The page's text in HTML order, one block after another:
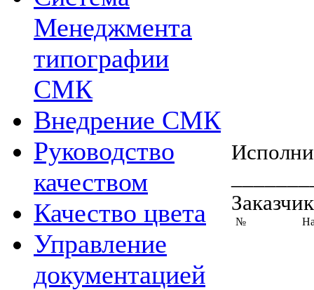
Менеджмента
типографии
СМК
Внедрение СМК
Руководство
качеством
Качество цвета
Управление
документацией
№